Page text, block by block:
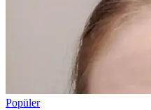
Popüler